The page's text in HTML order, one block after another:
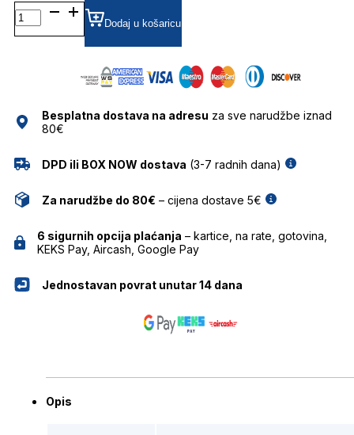
CRL9193
GRADIJENT SUNČANE
NAOČALE
Dodaj u košaricu
Besplatna dostava na adresu za sve narudžbe iznad
80€
DPD ili BOX NOW dostava (3-7 radnih dana)
Za narudžbe do 80€ – cijena dostave 5€
6 sigurnih opcija plaćanja – kartice, na rate, gotovina,
KEKS Pay, Aircash, Google Pay
Jednostavan povrat unutar 14 dana
Opis